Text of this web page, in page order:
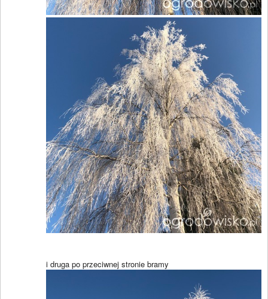
i druga po przeciwnej stronie bramy